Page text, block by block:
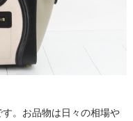
。お品物は日々の相場や